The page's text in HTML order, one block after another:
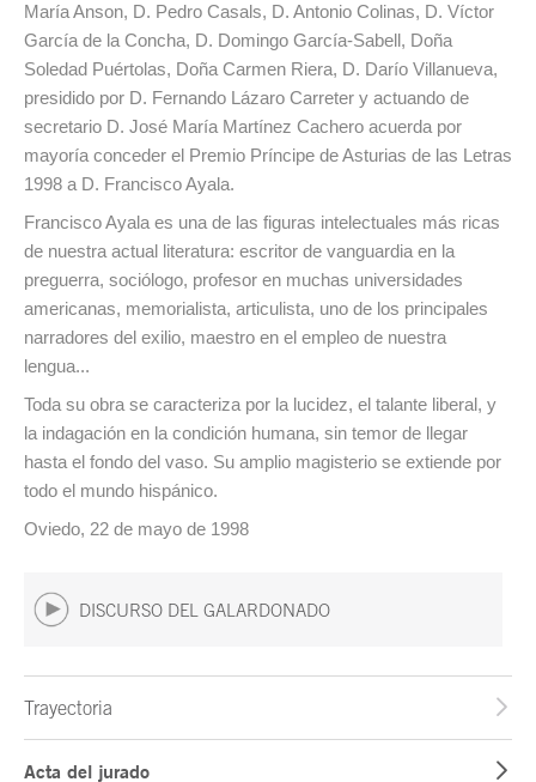
María Anson, D. Pedro Casals, D. Antonio Colinas, D. Víctor
García de la Concha, D. Domingo García-Sabell, Doña
Soledad Puértolas, Doña Carmen Riera, D. Darío Villanueva,
presidido por D. Fernando Lázaro Carreter y actuando de
secretario D. José María Martínez Cachero acuerda por
mayoría conceder el Premio Príncipe de Asturias de las Letras
1998 a D. Francisco Ayala.
Francisco Ayala es una de las figuras intelectuales más ricas
de nuestra actual literatura: escritor de vanguardia en la
preguerra, sociólogo, profesor en muchas universidades
americanas, memorialista, articulista, uno de los principales
narradores del exilio, maestro en el empleo de nuestra
lengua...
Toda su obra se caracteriza por la lucidez, el talante liberal, y
la indagación en la condición humana, sin temor de llegar
hasta el fondo del vaso. Su amplio magisterio se extiende por
todo el mundo hispánico.
Oviedo, 22 de mayo de 1998
DISCURSO DEL GALARDONADO
Trayectoria
Acta del jurado